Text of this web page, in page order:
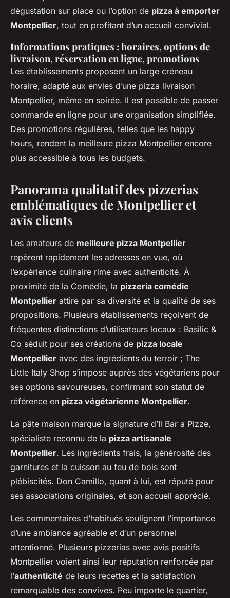
dégustation sur place ou l’option de pizza à emporter
Montpellier, tout en profitant d’un accueil convivial.
Informations pratiques : horaires, options de
livraison, réservation en ligne, promotions
Les établissements proposent un large créneau
horaire, adapté aux envies d’une pizza livraison
Montpellier, même en soirée. Il est possible de passer
commande en ligne pour une organisation simplifiée.
Des promotions régulières, telles que les happy
hours, rendent la meilleure pizza Montpellier encore
plus accessible à tous les budgets.
Panorama qualitatif des pizzerias
emblématiques de Montpellier et
avis clients
Les amateurs de meilleure pizza Montpellier
repèrent rapidement les adresses en vue, où
l’expérience culinaire rime avec authenticité. À
proximité de la Comédie, la pizzeria comédie
Montpellier attire par sa diversité et la qualité de ses
propositions. Plusieurs établissements reçoivent de
fréquentes distinctions d’utilisateurs locaux : Basilic &
Co séduit pour ses créations de pizza locale
Montpellier avec des ingrédients du terroir ; The
Little Italy Shop s’impose auprès des végétariens pour
ses options savoureuses, confirmant son statut de
référence en pizza végétarienne Montpellier.
La pâte maison marque la signature d’Il Bar a Pizze,
spécialiste reconnu de la pizza artisanale
Montpellier. Les ingrédients frais, la générosité des
garnitures et la cuisson au feu de bois sont
plébiscités. Don Camillo, quant à lui, est réputé pour
ses associations originales, et son accueil apprécié.
Les commentaires d’habitués soulignent l’importance
d’une ambiance agréable et d’un personnel
attentionné. Plusieurs pizzerias avec avis positifs
Montpellier voient ainsi leur réputation renforcée par
l’authenticité de leurs recettes et la satisfaction
remarquable des convives. Peu importe le quartier,